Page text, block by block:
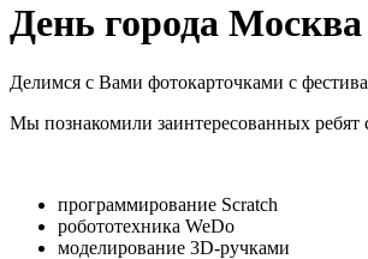
День города Москва
Делимся с Вами фотокарточками с
Мы познакомили заинтересованных
программирование Scratch
робототехника WeDo
моделирование 3D-ручками